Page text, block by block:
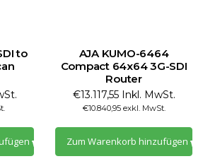
to
AJA KUMO-6464
Compact 64x64 3G-SDI
Router
€13.117,55 Inkl. MwSt.
€10.840,95 exkl. MwSt.
Zum Warenkorb hinzufügen